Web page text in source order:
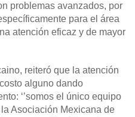
problemas avanzados, por
para el área
atención eficaz y de mayor
reiteró que la atención
alguno dando
‘’somos el único equipo
Asociación Mexicana de